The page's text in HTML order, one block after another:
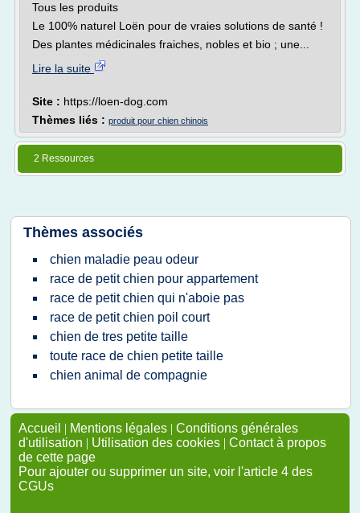
Tous les produits
Le 100% naturel Loën pour de vraies solutions de santé !
Des plantes médicinales fraiches, nobles et bio ; une...
Lire la suite
Site : https://loen-dog.com
Thèmes liés : produit pour chien chinois
2 Ressources
Thèmes associés
chien maladie peau odeur
race de petit chien pour appartement
race de petit chien qui n'aboie pas
race de petit chien poil court
chien de tres petite taille
toute race de chien petite taille
chien animal de compagnie
Accueil | Mentions légales | Conditions générales
d'utilisation | Utilisation des cookies | Contact à propos
de cette page
Pour ajouter ou supprimer un site, voir l'article 4 des
CGUs